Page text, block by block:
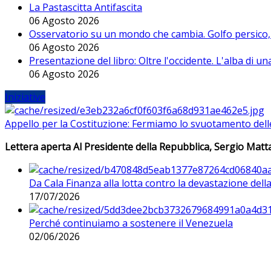
La Pastascitta Antifascita
06 Agosto 2026
Osservatorio su un mondo che cambia. Golfo
06 Agosto 2026
Presentazione del libro: Oltre l'occidente. L'alba di
06 Agosto 2026
Iniziative
Appello per la Costituzione: Fermiamo lo svuotamento
Lettera aperta Al Presidente della Repubblica, Sergio
Da Cala Finanza alla lotta contro la devastazione
17/07/2026
Perché continuiamo a sostenere il Venezuela
02/06/2026